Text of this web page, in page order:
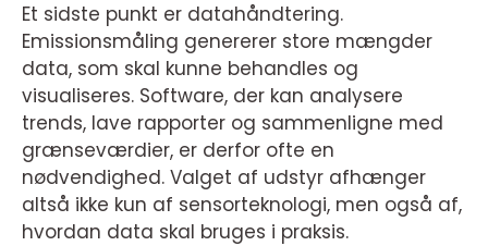
Et sidste punkt er datahåndtering.
Emissionsmåling genererer store mængder
data, som skal kunne behandles og
visualiseres. Software, der kan analysere
trends, lave rapporter og sammenligne med
grænseværdier, er derfor ofte en
nødvendighed. Valget af udstyr afhænger
altså ikke kun af sensorteknologi, men også af,
hvordan data skal bruges i praksis.